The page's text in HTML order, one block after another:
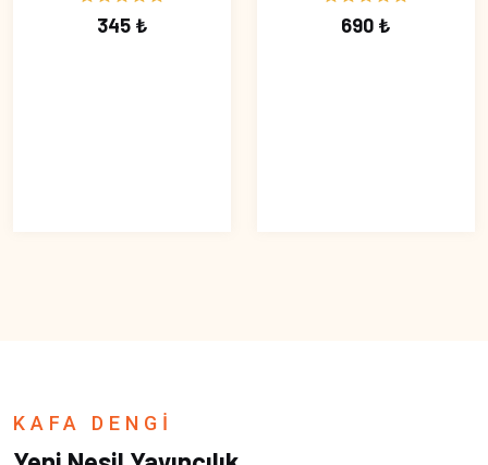
345 ₺ 690 ₺
KAFA DENGİ